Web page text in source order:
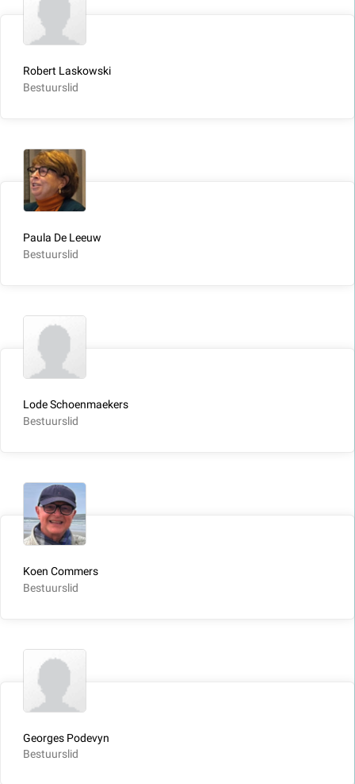
Robert Laskowski
Bestuurslid
Paula De Leeuw
Bestuurslid
Lode Schoenmaekers
Bestuurslid
Koen Commers
Bestuurslid
Georges Podevyn
Bestuurslid